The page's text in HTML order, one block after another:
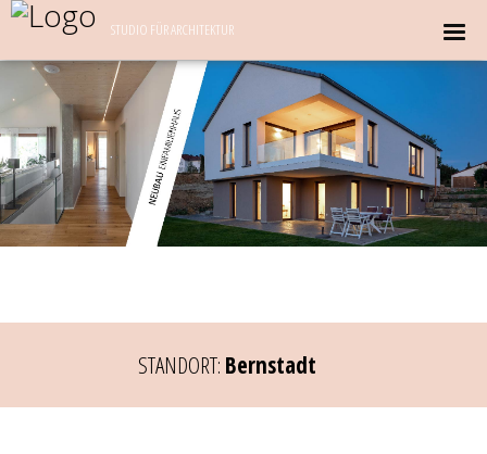
STUDIO FÜR ARCHITEKTUR
STANDORT: Bernstadt